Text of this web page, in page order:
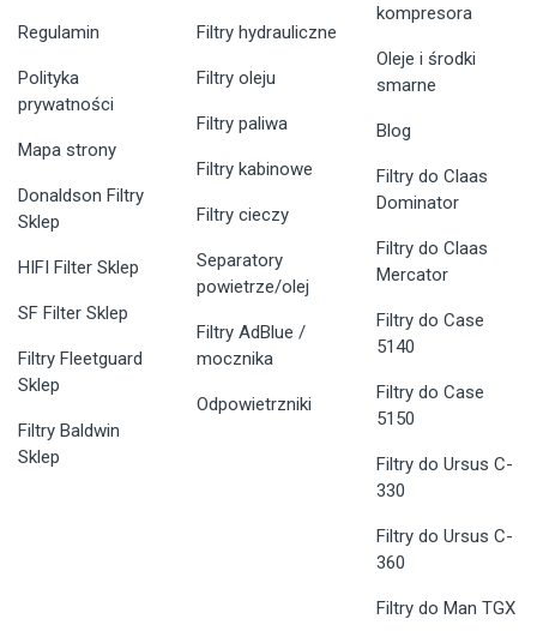
Regulamin
Polityka
prywatności
Mapa strony
Donaldson Filtry
Sklep
HIFI Filter Sklep
SF Filter Sklep
Filtry Fleetguard
Sklep
Filtry Baldwin
Sklep
Filtry hydrauliczne
Filtry oleju
Filtry paliwa
Filtry kabinowe
Filtry cieczy
Separatory
powietrze/olej
Filtry AdBlue /
mocznika
Odpowietrzniki
kompresora
Oleje i środki
smarne
Blog
Filtry do Claas
Dominator
Filtry do Claas
Mercator
Filtry do Case
5140
Filtry do Case
5150
Filtry do Ursus C-
330
Filtry do Ursus C-
360
Filtry do Man TGX